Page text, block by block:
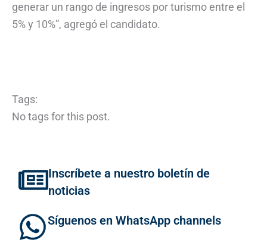
generar un rango de ingresos por turismo entre el
5% y 10%”, agregó el candidato.
Tags:
No tags for this post.
Inscríbete a nuestro boletín de
noticias
Síguenos en WhatsApp channels